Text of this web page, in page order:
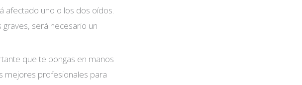
afectado uno o los dos oídos.
será necesario un
que te pongas en manos
mejores profesionales para